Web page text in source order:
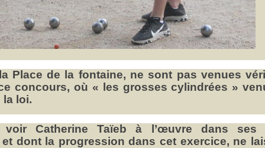
Place de la fontaine, ne sont pas venues
concours, où « les grosses cylindrées »
la loi.
voir Catherine Taïeb à l’œuvre dans ses
dont la progression dans cet exercice, ne